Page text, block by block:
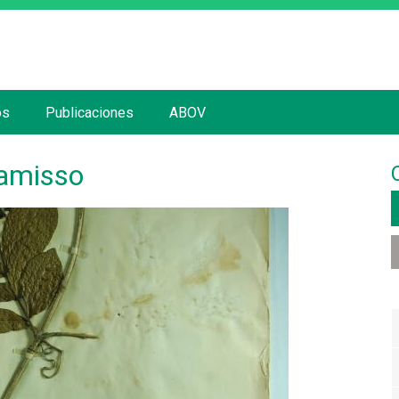
Publicaciones ABOV